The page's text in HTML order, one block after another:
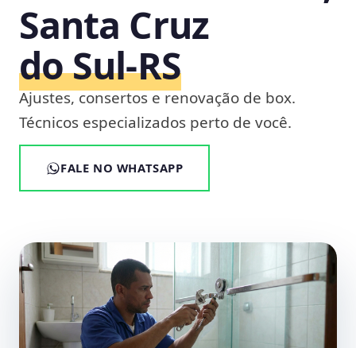
Santa Cruz
do Sul‑RS
Ajustes, consertos e renovação de box.
Técnicos especializados perto de você.
FALE NO WHATSAPP